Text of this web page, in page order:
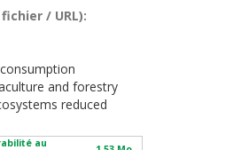
/ URL)
and forestry
reduced
au